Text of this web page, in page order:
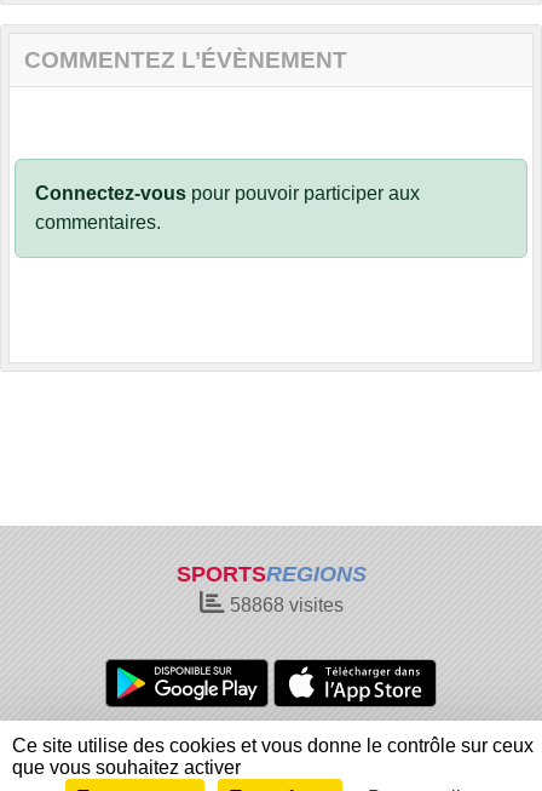
COMMENTEZ L’ÉVÈNEMENT
Connectez-vous pour pouvoir participer aux
commentaires.
SPORTSREGIONS
58868visites
Charte cookies
Gestion des cookies
Informations légales
Signaler un contenu inapproprié
Ce site utilise des cookies et vous donne le contrôle sur ceux
que vous souhaitez activer